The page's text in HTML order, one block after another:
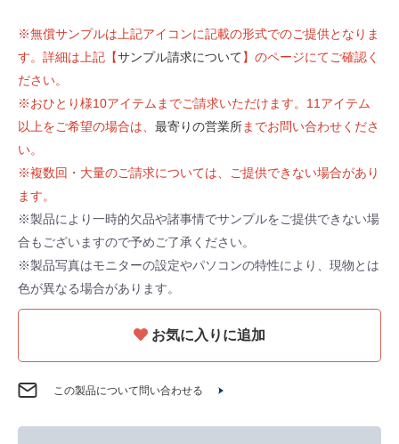
※無償サンプルは上記アイコンに記載の形式でのご提供となりま
す。詳細は上記【サンプル請求について】のページにてご確認く
ださい。
※おひとり様10アイテムまでご請求いただけます。11アイテム
以上をご希望の場合は、 最寄りの営業所までお問い合わせくださ
い。
※複数回・大量のご請求については、ご提供できない場合があり
ます。
※製品により一時的欠品や諸事情でサンプルをご提供できない場
合もございますので予めご了承ください。
※製品写真はモニターの設定やパソコンの特性により、現物とは
色が異なる場合があります。
お気に入りに追加
この製品について問い合わせる